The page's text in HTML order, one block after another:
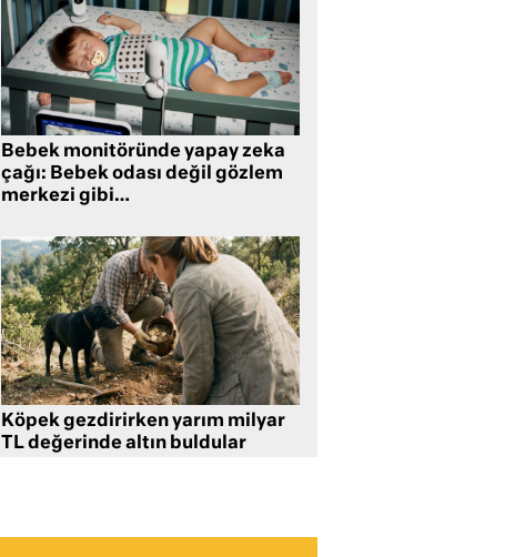
Bebek monitöründe yapay zeka
çağı: Bebek odası değil gözlem
merkezi gibi…
Köpek gezdirirken yarım milyar
TL değerinde altın buldular